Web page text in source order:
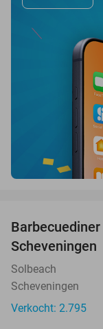
Scheveningen
Solbeach
Scheveningen
Verkocht: 2.795